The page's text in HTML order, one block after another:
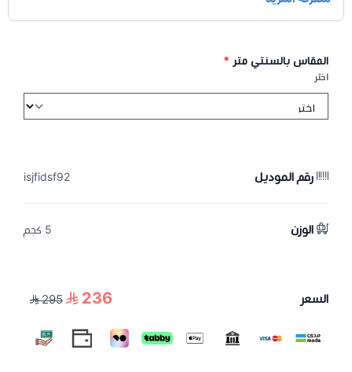
المقاس بالسنتي متر *
اختر
رقم الموديل isjfidsf92
الوزن 5 كجم
السعر 236
295